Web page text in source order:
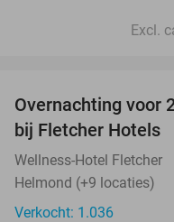
Excl.
Overnachting voor
bij Fletcher Hotels
Wellness-Hotel Fletcher
Helmond (+9 locaties)
Verkocht: 1.036